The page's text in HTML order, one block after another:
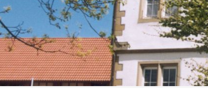
Kurzportrait
Löchgau früher
Zahlen & Fakten
Steuern